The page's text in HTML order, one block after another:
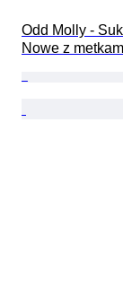
Odd Molly -
Nowe z